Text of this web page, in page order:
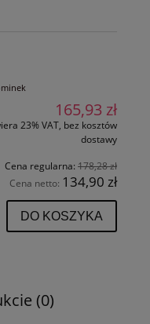
165,93 zł
23% VAT, bez kosztów
dostawy
Cena regularna: 178,28 zł
Cena netto: 134,90 zł
DO KOSZYKA
(0)